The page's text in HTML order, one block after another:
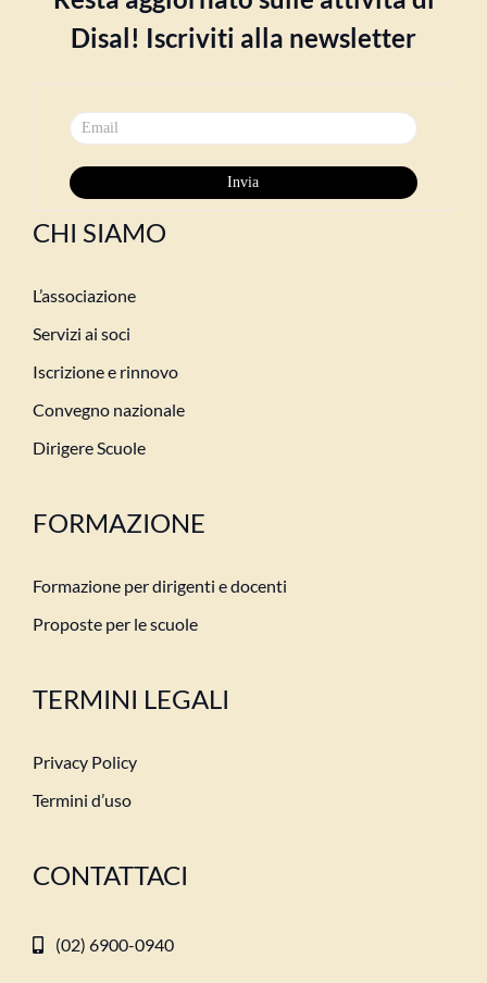
Disal! Iscriviti alla newsletter
CHI SIAMO
L’associazione
Servizi ai soci
Iscrizione e rinnovo
Convegno nazionale
Dirigere Scuole
FORMAZIONE
Formazione per dirigenti e docenti
Proposte per le scuole
TERMINI LEGALI
Privacy Policy
Termini d’uso
CONTATTACI
(02) 6900-0940